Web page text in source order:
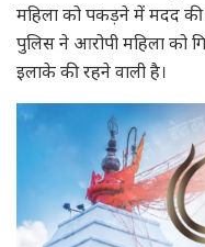
महिला को पकड़ने में मदद की
पुलिस ने आरोपी महिला को
इलाके की रहने वाली है।